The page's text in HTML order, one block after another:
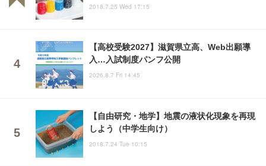
2018.7.25 Wed 17:15
【高校受験2027】滋賀県立高、Web出願導
入…入試制度パンフ公開
2026.8.7 Fri 14:45
【自由研究・地学】地震の液状化現象を再現
しよう（中学生向け）
2018.7.24 Tue 10:15